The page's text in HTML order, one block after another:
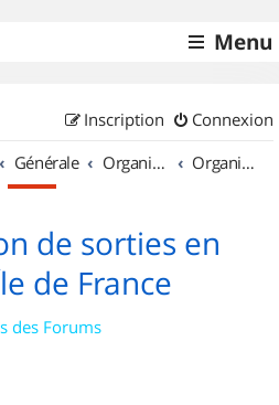
Menu
Connexion
Inscription
Générale Organisation de sorties & Recherche de partenaires Organisation de sorties en région Île de France
de sorties en
de France
des Forums